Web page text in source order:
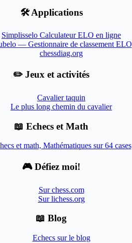
🛠️ Applications
Simplisselo Calculateur ELO en ligne
— Gestionnaire de classement ELO
chessdiag.org
✏️ Jeux et activités
Cavalier taquin
Le plus long chemin du cavalier
📖 Echecs et Math
et math, Mathématiques sur 64 cases
🎮 Défiez moi!
Sur chess.com
Sur lichess.org
📖 Blog
Echecs sur le blog